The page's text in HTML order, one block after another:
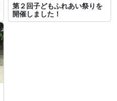
第２回子どもふれあい祭りを
開催しました！